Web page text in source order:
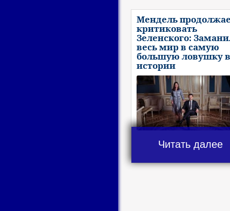
Мендель
критиковать
Зеленского:
весь мир в самую
большую ловушку в
истории
Читать далее